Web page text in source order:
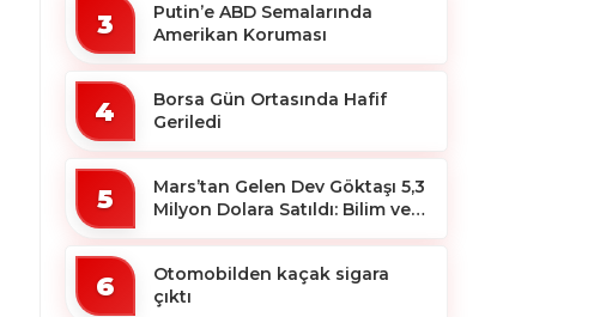
3
Putin’e ABD Semalarında
Amerikan Koruması
4
Borsa Gün Ortasında Hafif
Geriledi
5
Mars’tan Gelen Dev Göktaşı 5,3
Milyon Dolara Satıldı: Bilim ve
6
Otomobilden kaçak sigara
çıktı